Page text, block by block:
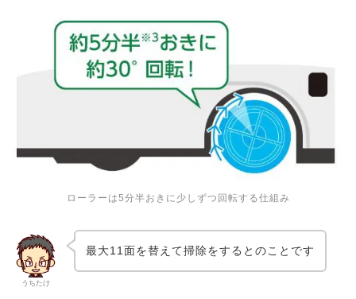
ローラーは5分半おきに少しずつ回転する仕組み
うちたけ
最大11面を替えて掃除をするとのことです